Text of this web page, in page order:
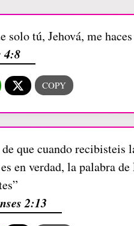
solo tú, Jehová, me
4:8
que cuando recibisteis
en verdad, la palabra
2:13